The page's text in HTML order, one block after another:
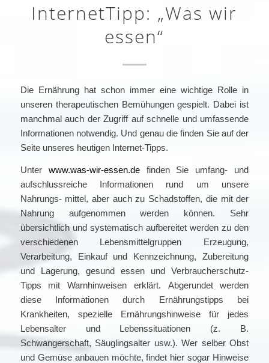
InternetTipp: „Was wir
essen“
Die Ernährung hat schon immer eine wichtige Rolle in
unseren therapeutischen Bemühungen gespielt. Dabei ist
manchmal auch der Zugriff auf schnelle und umfassende
Informationen notwendig. Und genau die finden Sie auf der
Seite unseres heutigen Internet-Tipps.
Unter www.was-wir-essen.definden Sie umfang- und
aufschlussreiche Informationen rund um unsere
Nahrungs- mittel, aber auch zu Schadstoffen, die mit der
Nahrung aufgenommen werden können. Sehr
übersichtlich und systematisch aufbereitet werden zu den
verschiedenen Lebensmittelgruppen Erzeugung,
Verarbeitung, Einkauf und Kennzeichnung, Zubereitung
und Lagerung, gesund essen und Verbraucherschutz-
Tipps mit Warnhinweisen erklärt. Abgerundet werden
diese Informationen durch Ernährungstipps bei
Krankheiten, spezielle Ernährungshinweise für jedes
Lebensalter und Lebenssituationen (z. B.
Schwangerschaft, Säuglingsalter usw.). Wer selber Obst
und Gemüse anbauen möchte, findet hier sogar Hinweise